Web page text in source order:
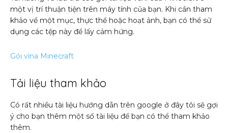
một vị trí thuận tiện trên máy tính của bạn. Khi cần tham
khảo về một mục, thực thể hoặc hoạt ảnh, bạn có thể sử
dụng các tệp này để lấy cảm hứng.
Gói vina Minecraft
Tải liệu tham khảo
Có rất nhiều tài liệu hướng dẫn trên google ở đây tôi sẽ gợi
ý cho bạn thêm một số tài liệu để bạn có thể tham khảo
thêm.